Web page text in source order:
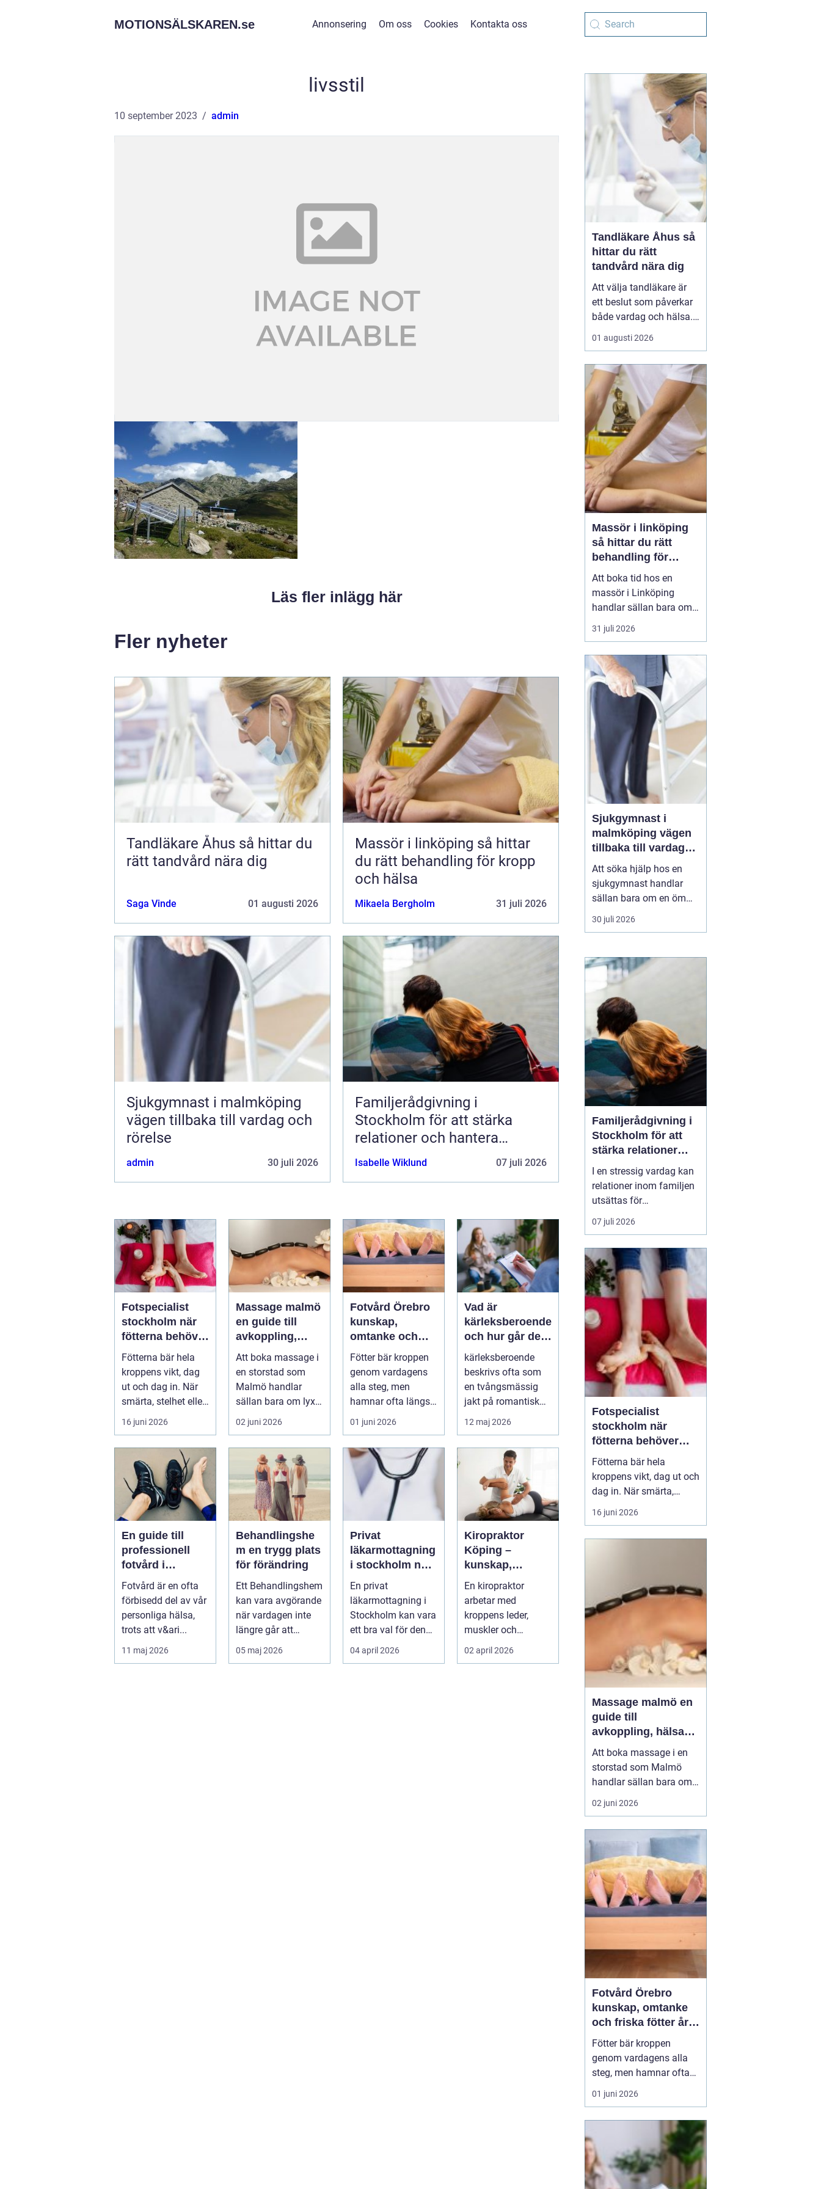
MOTIONSÄLSKAREN.se Annonsering Om oss Cookies Kontakta oss
livsstil
10 september 2023 admin
Läs fler inlägg här
Fler nyheter
Tandläkare Åhus så hittar du
rätt tandvård nära dig
Saga Vinde 01 augusti 2026
Massör i linköping så hittar
du rätt behandling för kropp
och hälsa
Mikaela Bergholm 31 juli 2026
Sjukgymnast i malmköping
vägen tillbaka till vardag och
rörelse
admin 30 juli 2026
Familjerådgivning i
Stockholm för att stärka
relationer och hantera
utmaningar
Isabelle Wiklund 07 juli 2026
Fotspecialist
stockholm när
fötterna behöver
mer än vila
Fötterna bär hela
kroppens vikt, dag
ut och dag in. När
smärta, stelhet eller
felställningar
uppstår...
16 juni 2026
Massage malmö
en guide till
avkoppling,
hälsa och
välmående
Att boka massage i
en storstad som
Malmö handlar
sällan bara om lyx.
För många är det ett
sätt att h...
02 juni 2026
Fotvård Örebro
kunskap,
omtanke och
friska fötter året
Fötter bär kroppen
genom vardagens
alla steg, men
hamnar ofta längst
ner på
prioriteringslistan.
Mån...
01 juni 2026
Vad är
kärleksberoende
och hur går det
att bryta
mönstret?
kärleksberoende
beskrivs ofta som
en tvångsmässig
jakt på romantisk
kärlek, närhet eller
bekräftelse...
12 maj 2026
En guide till
professionell
fotvård i
Helsingborg
Fotvård är en ofta
förbisedd del av vår
personliga hälsa,
trots att v&ari...
11 maj 2026
Behandlingshe
m en trygg plats
för förändring
Ett Behandlingshem
kan vara avgörande
när vardagen inte
längre går att
hantera på egen
hand. För mån...
05 maj 2026
Privat
läkarmottagning
i stockholm när
du vill ha tid,
trygghet och
specialistvård
En privat
läkarmottagning i
Stockholm kan vara
ett bra val för den
som vill träffa en
erfaren specia...
04 april 2026
Kiropraktor
Köping –
kunskap,
trygghet och
behandling som
gör skillnad
En kiropraktor
arbetar med
kroppens leder,
muskler och
nervsystem för att
minska smärta, f...
02 april 2026
Tandläkare Åhus så
hittar du rätt
tandvård nära dig
Att välja tandläkare är
ett beslut som påverkar
både vardag och hälsa.
Den som söker
tandläkare åhus
som lagar hål. En trygg
kontakt, rimliga
väntetider och en lugn
miljö ...
01 augusti 2026
Massör i linköping
så hittar du rätt
behandling för
kropp och hälsa
Att boka tid hos en
massör i Linköping
handlar sällan bara om
att unna sig något skönt.
För många är massage
vardagen för att orka
arbeta, träna och leva ett
aktivt liv utan ständig
värk. En genomtänkt
massage kan minska
spänningar...
31 juli 2026
Sjukgymnast i
malmköping vägen
tillbaka till vardag
och rörelse
Att söka hjälp hos en
sjukgymnast handlar
sällan bara om en öm
muskel eller en stel
nacke. För många
kunna arbeta, orka med
vardagen, fortsätta med
sin idrott eller behålla
självständighet efter en
skada eller sjukdom. I en
mindre ...
30 juli 2026
Familjerådgivning i
Stockholm för att
stärka relationer
och hantera
utmaningar
I en stressig vardag kan
relationer inom familjen
utsättas för
påfrestningar och
konflikter.
Stockholm erbjuder stöd
och verktyg för a...
07 juli 2026
Fotspecialist
stockholm när
fötterna behöver
mer än vila
Fötterna bär hela
kroppens vikt, dag ut och
dag in. När smärta,
stelhet eller
felställningar uppstår
väntar länge innan de
söker hjälp, trots att tidig
utre...
16 juni 2026
Massage malmö en
guide till
avkoppling, hälsa
och välmående
Att boka massage i en
storstad som Malmö
handlar sällan bara om
lyx. För många är det ett
sätt att hantera
långvarig smärta eller
stress som aldrig verkar
ge med sig. Samtidigt
växer intresset för både
klassisk svensk
massage och...
02 juni 2026
Fotvård Örebro
kunskap, omtanke
och friska fötter året
runt
Fötter bär kroppen
genom vardagens alla
steg, men hamnar ofta
längst ner på
prioriteringslistan.
när problemen redan gör
ont, skaver eller
begränsar vardagen.
Medgenomtänkt fotvård
01 juni 2026